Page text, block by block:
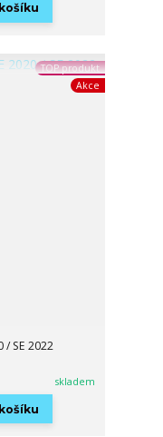
TOP produkt
Akce
/ SE 2022
skladem